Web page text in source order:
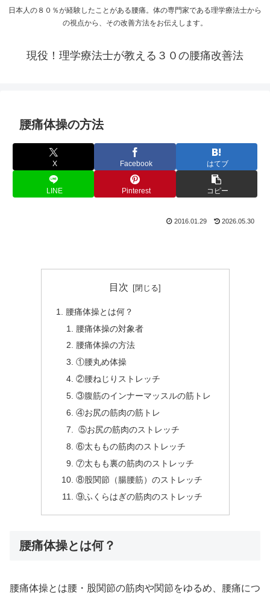
日本人の８０％が経験したことがある腰痛。体の専門家である理学療法士から
の視点から、その改善方法をお伝えします。
現役！理学療法士が教える３０の腰痛改善法
腰痛体操の方法
X Facebook はてブ
LINE Pinterest コピー
2016.01.29 2026.05.30
目次
腰痛体操とは何？
腰痛体操の対象者
腰痛体操の方法
①腰丸め体操
②腰ねじりストレッチ
③腹筋のインナーマッスルの筋トレ
④お尻の筋肉の筋トレ
⑤お尻の筋肉のストレッチ
⑥太ももの筋肉のストレッチ
⑦太もも裏の筋肉のストレッチ
⑧股関節（腸腰筋）のストレッチ
⑨ふくらはぎの筋肉のストレッチ
腰痛体操とは何？
腰痛体操とは腰・股関節の筋肉や関節をゆるめ、腰痛につ